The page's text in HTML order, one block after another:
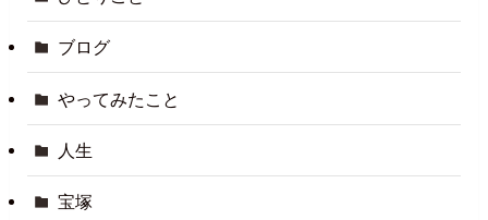
ブログ
やってみたこと
人生
宝塚